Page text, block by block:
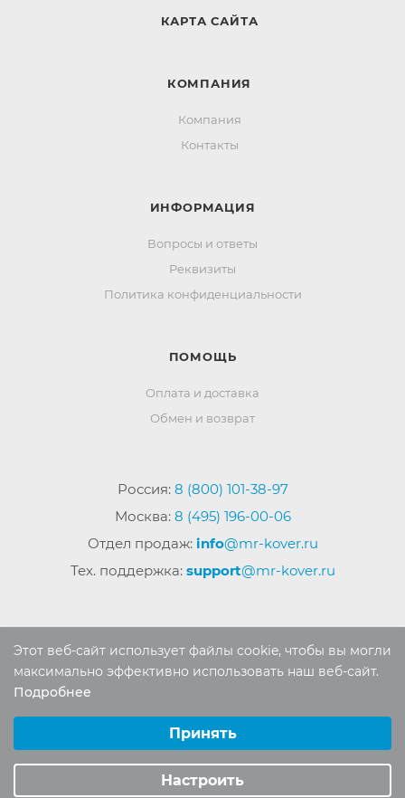
КАРТА САЙТА
КОМПАНИЯ
Компания
Контакты
ИНФОРМАЦИЯ
Вопросы и ответы
Реквизиты
Политика конфиденциальности
ПОМОЩЬ
Оплата и доставка
Обмен и возврат
Россия: 8 (800) 101-38-97
Москва: 8 (495) 196-00-06
Отдел продаж: info@mr-kover.ru
Тех. поддержка: support@mr-kover.ru
2022-2026 © Интернет магазинMR-KOVER.RU
Авторские права защищены. Воспроизведение
материалов сайта без письменного разрешения
Этот веб-сайт использует файлы cookie, чтобы вы могли
максимально эффективно использовать наш веб-сайт.
Подробнее
Аналитические/Функциональные
Принять
Настроить